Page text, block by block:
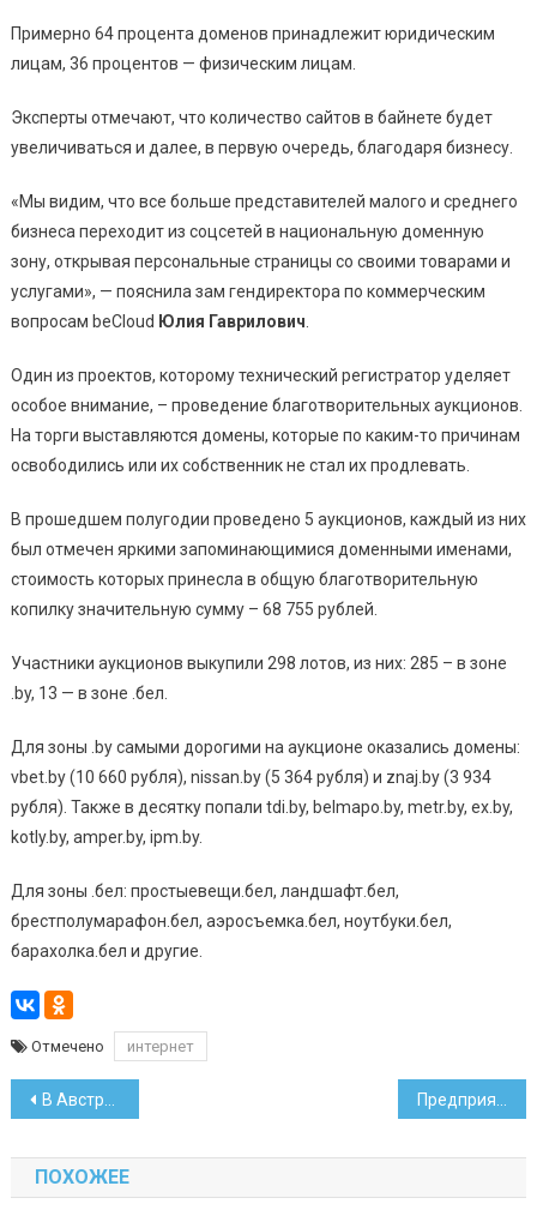
Примерно 64 процента доменов принадлежит юридическим
лицам, 36 процентов — физическим лицам.
Эксперты отмечают, что количество сайтов в байнете будет
увеличиваться и далее, в первую очередь, благодаря бизнесу.
«Мы видим, что все больше представителей малого и среднего
бизнеса переходит из соцсетей в национальную доменную
зону, открывая персональные страницы со своими товарами и
услугами», — пояснила зам гендиректора по коммерческим
вопросам beCloud Юлия Гаврилович
Один из проектов, которому технический регистратор уделяет
особое внимание, – проведение благотворительных аукционов.
На торги выставляются домены, которые по каким-то причинам
освободились или их собственник не стал их продлевать.
В прошедшем полугодии проведено 5 аукционов, каждый из них
был отмечен яркими запоминающимися доменными именами,
стоимость которых принесла в общую благотворительную
копилку значительную сумму – 68 755 рублей.
Участники аукционов выкупили 298 лотов, из них: 285 – в зоне
.by, 13 — в зоне .бел.
Для зоны .by самыми дорогими на аукционе оказались домены:
vbet.by (10 660 рубля), nissan.by (5 364 рубля) и znaj.by (3 934
рубля). Также в десятку попали tdi.by, belmapo.by, metr.by, ex.by,
kotly.by, amper.by, ipm.by.
Для зоны .бел: простыевещи.бел, ландшафт.бел,
брестполумарафон.бел, аэросъемка.бел, ноутбуки.бел,
барахолка.бел и другие.
Отмечено интернет
Навигация
по
записям
В Австрии белоруса и украинцев подозревают в серии краж
ПОХОЖЕЕ